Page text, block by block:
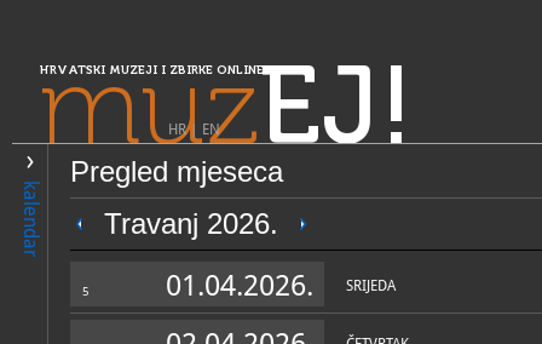
HRVATSKI MUZEJI I ZBIRKE ONLINE
muzEJ!
HR| EN
kalendar
Pregled mjeseca
Travanj 2026.
5 01.04.2026. SRIJEDA
PRETRAŽIVANJE
Središnja Hrvatska
Etno kuća - čardak Ivanić-